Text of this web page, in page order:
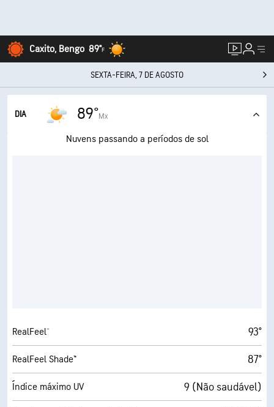
Caxito, Bengo 89°F
SEXTA-FEIRA, 7 DE AGOSTO
DIA 89°Mx
Nuvens passando a períodos de sol
RealFeel® 93°
RealFeel Shade™ 87°
Índice máximo UV 9 (Não saudável)